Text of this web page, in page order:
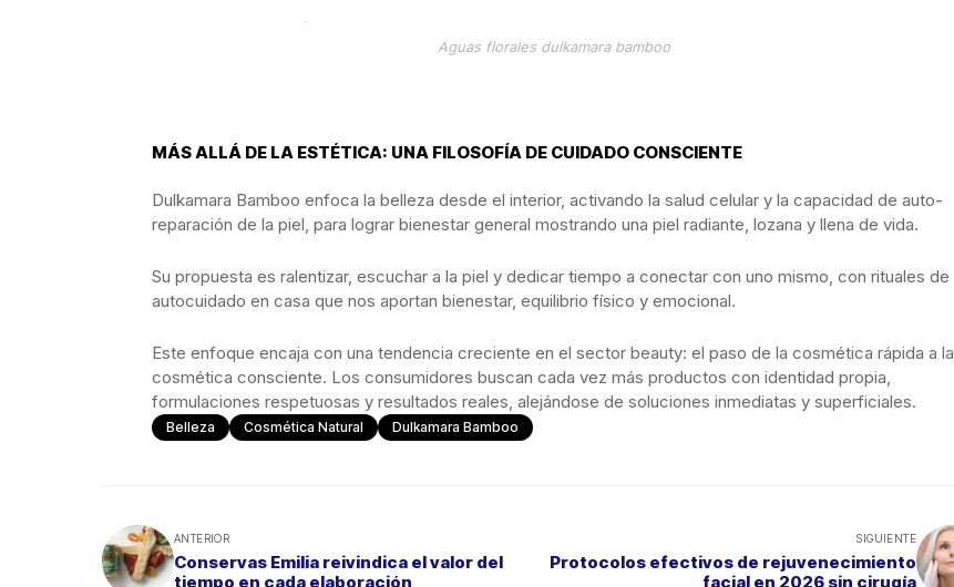
Aguas florales dulkamara bamboo
MÁS ALLÁ DE LA ESTÉTICA: UNA FILOSOFÍA DE CUIDADO CONSCIENTE
Dulkamara Bamboo enfoca la belleza desde el interior, activando la salud celular y la capacidad de auto-
reparación de la piel, para lograr bienestar general mostrando una piel radiante, lozana y llena de vida.
Su propuesta es ralentizar, escuchar a la piel y dedicar tiempo a conectar con uno mismo, con rituales de
autocuidado en casa que nos aportan bienestar, equilibrio físico y emocional.
Este enfoque encaja con una tendencia creciente en el sector beauty: el paso de la cosmética rápida a la
cosmética consciente. Los consumidores buscan cada vez más productos con identidad propia,
formulaciones respetuosas y resultados reales, alejándose de soluciones inmediatas y superficiales.
Belleza Cosmética Natural Dulkamara Bamboo
ANTERIOR
Conservas Emilia reivindica el valor del
tiempo en cada elaboración
SIGUIENTE
Protocolos efectivos de rejuvenecimiento
facial en 2026 sin cirugía